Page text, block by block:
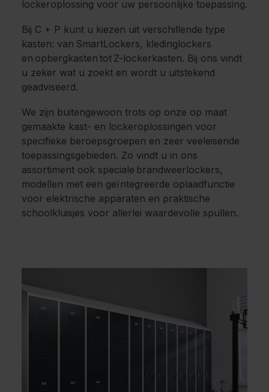
lockeroplossing voor uw persoonlijke toepassing.
Bij C + P kunt u kiezen uit verschillende type
kasten: van SmartLockers, kledinglockers
en opbergkasten tot Z-lockerkasten. Bij ons vindt
u zeker wat u zoekt en wordt u uitstekend
geadviseerd.
We zijn buitengewoon trots op onze op maat
gemaakte kast- en lockeroplossingen voor
specifieke beroepsgroepen en zeer veeleisende
toepassingsgebieden. Zo vindt u in ons
assortiment ook speciale brandweerlockers,
modellen met een geïntegreerde oplaadfunctie
voor elektrische apparaten en praktische
schoolkluisjes voor allerlei waardevolle spullen.